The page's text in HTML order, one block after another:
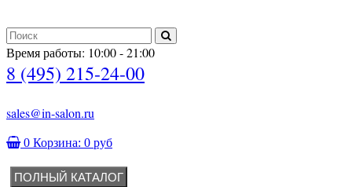
Время работы: 10:00 - 21:00
8 (495) 215-24-00
sales@in-salon.ru
0 Корзина: 0 руб
ПОЛНЫЙ КАТАЛОГ